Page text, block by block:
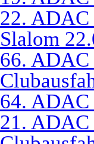
22.
Slalom
66. ADAC
64. ADAC
21. ADAC